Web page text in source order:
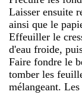
Laisser ensuite
ainsi que le
Effeuiller le
d'eau froide,
Faire fondre le
tomber les
mélangeant.